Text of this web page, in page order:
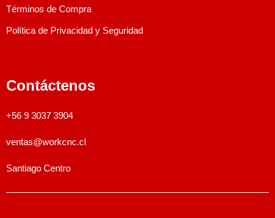
Términos de Compra
Política de Privacidad y Seguridad
Contáctenos
+56 9 3037 3904
ventas@workcnc.cl
Santiago Centro